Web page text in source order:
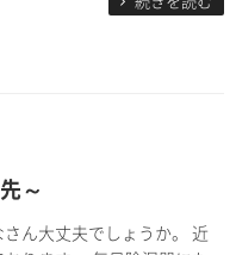
～
ん大丈夫でしょうか。 近